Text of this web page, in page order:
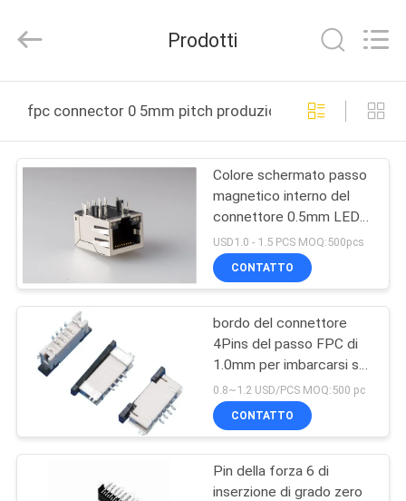
CASA
PRODOTTI
GIRO
DELLA
FABBRICA
CONTROLLO
DI
QUALITÀ
Electronics
Rights
Prodotti
fpc connector 0 5mm pitch produzione online
Colore schermato passo
magnetico interno del
connettore 0.5mm LED
di Fpc nessuna EMI
USD1.0 - 1.5 PCS MOQ:500pcs
CONTATTO
bordo del connettore
4Pins del passo FPC di
1.0mm per imbarcarsi su
connettore nell'ambito
del tipo di SMT della
serratura
0.8~1.2 USD/PCS MOQ:500 pc
CONTATTO
Pin della forza 6 di
inserzione di grado zero